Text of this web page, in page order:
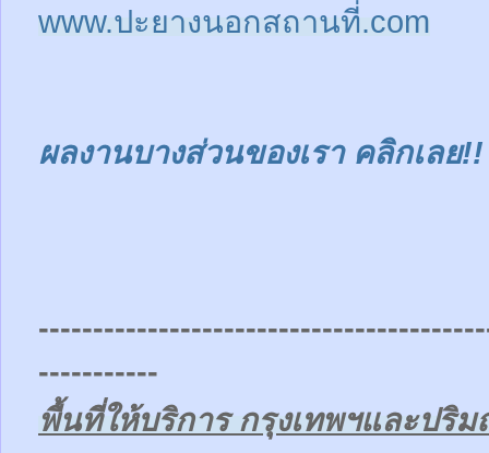
www.ปะยางนอกสถานที่.com
ผลงานบางส่วนของเรา คลิกเลย!!
-----------
พื้นที่ให้บริการ กรุงเทพฯและปริ